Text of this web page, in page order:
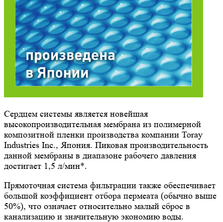
Сердцем системы является новейшая
высокопроизводительная мембрана из полимерной
композитной пленки производства компании Toray
Industries Inc., Япония. Пиковая производительность
данной мембраны в диапазоне рабочего давления
достигает 1,5 л/мин*.
Прямоточная система фильтрации также обеспечивает
большой коэффициент отбора пермеата (обычно выше
50%), что означает относительно малый сброс в
канализацию и значительную экономию воды.